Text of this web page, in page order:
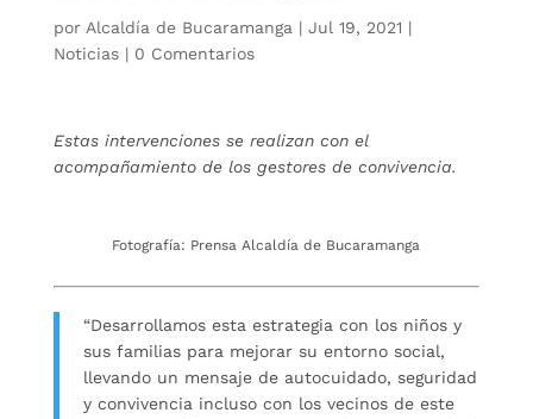
por Alcaldía de Bucaramanga | Jul 19, 2021 |
Noticias| 0 Comentarios
Estas intervenciones se realizan con el
acompañamiento de los gestores de convivencia.
Fotografía: Prensa Alcaldía de Bucaramanga
“Desarrollamos esta estrategia con los niños y
sus familias para mejorar su entorno social,
llevando un mensaje de autocuidado, seguridad
y convivencia incluso con los vecinos de este